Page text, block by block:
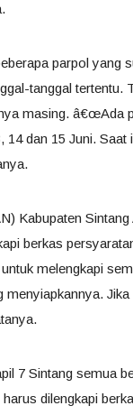
parpol yang
tanggal tertentu.
masing. â€œAda
14 dan 15 Juni.
Kabupaten
berkas
melengkapi
7 Sintang semua
dilengkapi